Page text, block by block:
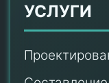
УСЛУГИ